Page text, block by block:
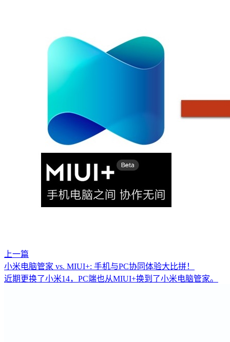
上一篇
小米电脑管家 vs. MIUI+: 手机与PC协同体验大比拼！
近期更换了小米14，PC端也从MIUI+换到了小米电脑管家。